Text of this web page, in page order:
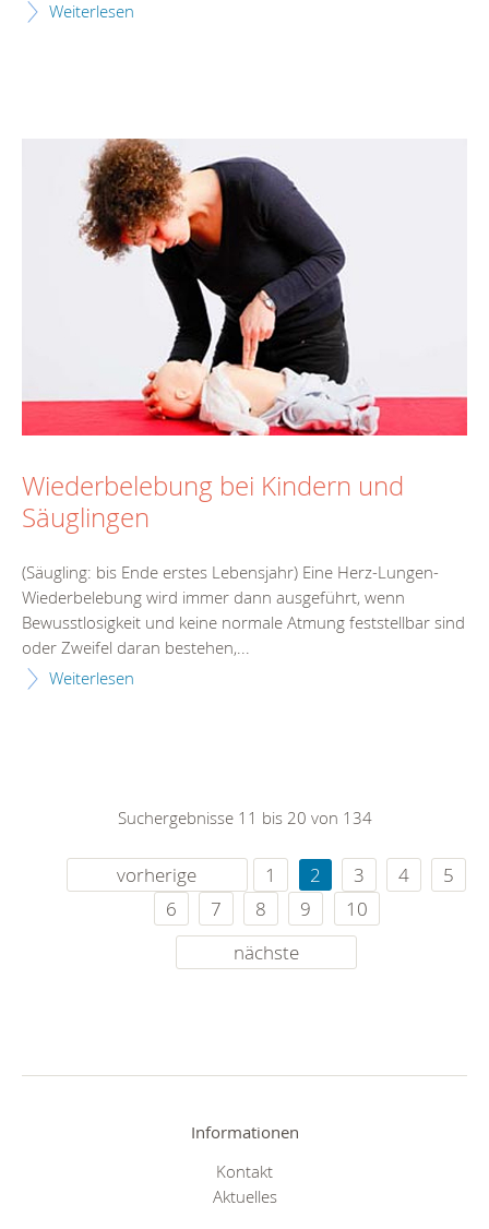
Weiterlesen
Wiederbelebung bei Kindern und
Säuglingen
(Säugling: bis Ende erstes Lebensjahr) Eine Herz-Lungen-
Wiederbelebung wird immer dann ausgeführt, wenn
Bewusstlosigkeit und keine normale Atmung feststellbar sind
oder Zweifel daran bestehen,...
Weiterlesen
Suchergebnisse 11 bis 20 von 134
vorherige 1 2 3 4
5
6
7 8 9
10
nächste
Informationen
Kontakt
Aktuelles